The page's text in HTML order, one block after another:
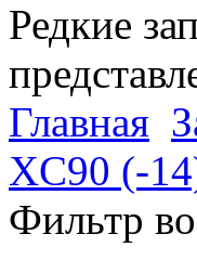
Редкие
Главная
XC90 (-
Фильтр